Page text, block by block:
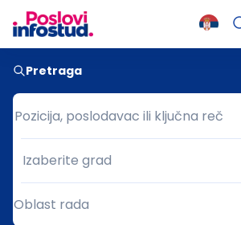
Pretraga
Pozicija, poslodavac ili ključna reč
Pozicija, poslodavac ili ključna reč
Grad
Izaberite grad
Oblast rada